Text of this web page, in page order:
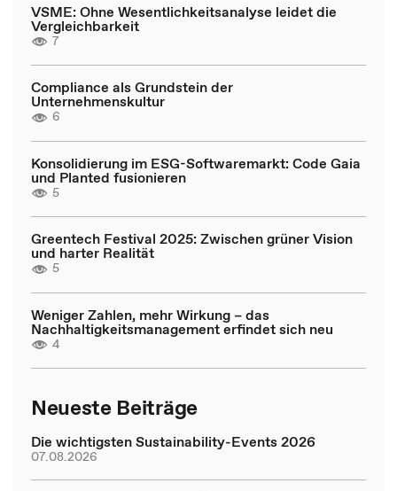
VSME: Ohne Wesentlichkeitsanalyse leidet die
Vergleichbarkeit
7
Compliance als Grundstein der
Unternehmenskultur
6
Konsolidierung im ESG-Softwaremarkt: Code Gaia
und Planted fusionieren
5
Greentech Festival 2025: Zwischen grüner Vision
und harter Realität
5
Weniger Zahlen, mehr Wirkung – das
Nachhaltigkeitsmanagement erfindet sich neu
4
Neueste Beiträge
Die wichtigsten Sustainability-Events 2026
07.08.2026